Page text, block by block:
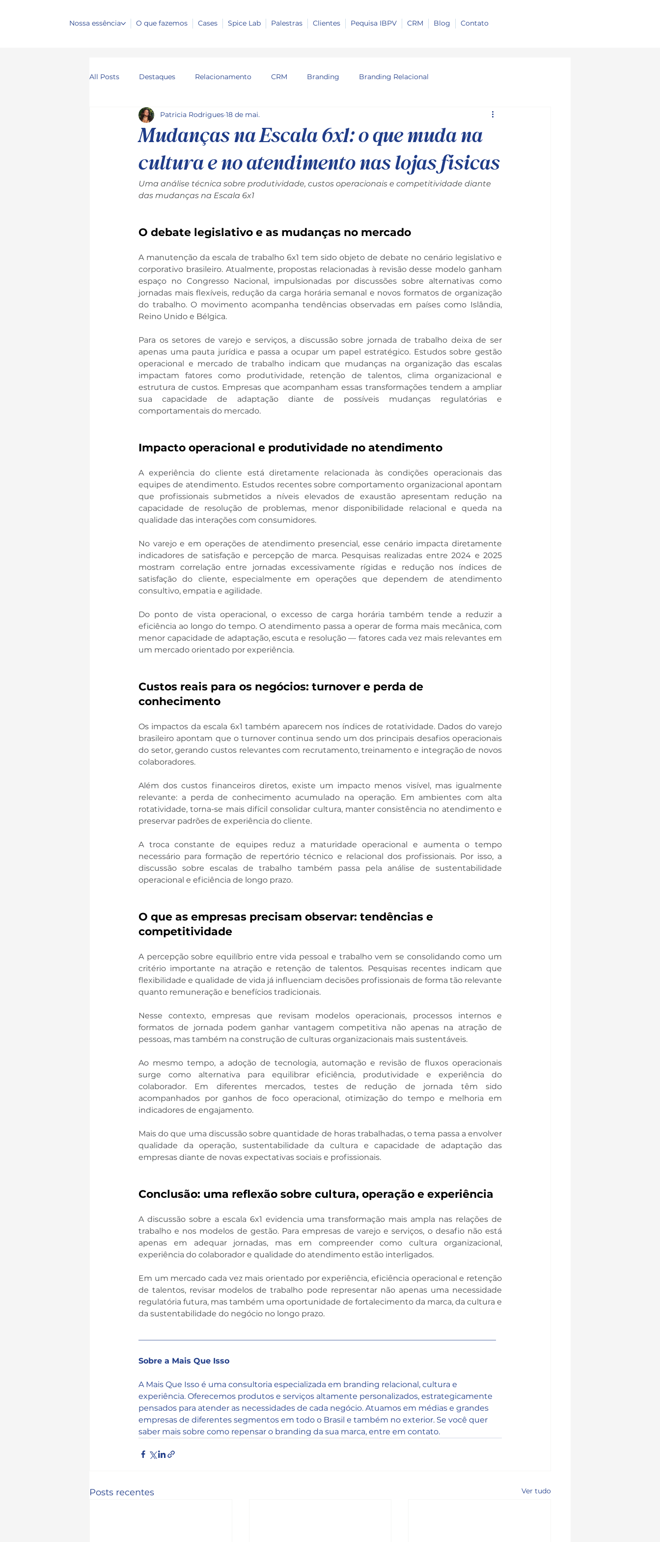
Nossa essência O que fazemos Cases Spice Lab Palestras Clientes Pequisa IBPV CRM Blog Contato
All Posts Destaques Relacionamento CRM Branding Branding Relacional
Mudanças na Escala 6x1: o que muda na
cultura e no atendimento nas lojas físicas
Patricia Rodrigues 18 de mai.
Uma análise técnica sobre produtividade, custos operacionais e competitividade diante
das mudanças na Escala 6x1
O debate legislativo e as mudanças no mercado
A manutenção da escala de trabalho 6x1 tem sido objeto de debate no cenário legislativo e
corporativo brasileiro. Atualmente, propostas relacionadas à revisão desse modelo ganham
espaço no Congresso Nacional, impulsionadas por discussões sobre alternativas como
jornadas mais flexíveis, redução da carga horária semanal e novos formatos de organização
do trabalho. O movimento acompanha tendências observadas em países como Islândia,
Reino Unido e Bélgica.
Para os setores de varejo e serviços, a discussão sobre jornada de trabalho deixa de ser
apenas uma pauta jurídica e passa a ocupar um papel estratégico. Estudos sobre gestão
operacional e mercado de trabalho indicam que mudanças na organização das escalas
impactam fatores como produtividade, retenção de talentos, clima organizacional e
estrutura de custos. Empresas que acompanham essas transformações tendem a ampliar
sua capacidade de adaptação diante de possíveis mudanças regulatórias e
comportamentais do mercado.
Impacto operacional e produtividade no atendimento
A experiência do cliente está diretamente relacionada às condições operacionais das
equipes de atendimento. Estudos recentes sobre comportamento organizacional apontam
que profissionais submetidos a níveis elevados de exaustão apresentam redução na
capacidade de resolução de problemas, menor disponibilidade relacional e queda na
qualidade das interações com consumidores.
No varejo e em operações de atendimento presencial, esse cenário impacta diretamente
indicadores de satisfação e percepção de marca. Pesquisas realizadas entre 2024 e 2025
mostram correlação entre jornadas excessivamente rígidas e redução nos índices de
satisfação do cliente, especialmente em operações que dependem de atendimento
consultivo, empatia e agilidade.
Do ponto de vista operacional, o excesso de carga horária também tende a reduzir a
eficiência ao longo do tempo. O atendimento passa a operar de forma mais mecânica, com
menor capacidade de adaptação, escuta e resolução — fatores cada vez mais relevantes em
um mercado orientado por experiência.
Custos reais para os negócios: turnover e perda de
conhecimento
Os impactos da escala 6x1 também aparecem nos índices de rotatividade. Dados do varejo
brasileiro apontam que o turnover continua sendo um dos principais desafios operacionais
do setor, gerando custos relevantes com recrutamento, treinamento e integração de novos
colaboradores.
Além dos custos financeiros diretos, existe um impacto menos visível, mas igualmente
relevante: a perda de conhecimento acumulado na operação. Em ambientes com alta
rotatividade, torna-se mais difícil consolidar cultura, manter consistência no atendimento e
preservar padrões de experiência do cliente.
A troca constante de equipes reduz a maturidade operacional e aumenta o tempo
necessário para formação de repertório técnico e relacional dos profissionais. Por isso, a
discussão sobre escalas de trabalho também passa pela análise de sustentabilidade
operacional e eficiência de longo prazo.
O que as empresas precisam observar: tendências e
competitividade
A percepção sobre equilíbrio entre vida pessoal e trabalho vem se consolidando como um
critério importante na atração e retenção de talentos. Pesquisas recentes indicam que
flexibilidade e qualidade de vida já influenciam decisões profissionais de forma tão relevante
quanto remuneração e benefícios tradicionais.
Nesse contexto, empresas que revisam modelos operacionais, processos internos e
formatos de jornada podem ganhar vantagem competitiva não apenas na atração de
pessoas, mas também na construção de culturas organizacionais mais sustentáveis.
Ao mesmo tempo, a adoção de tecnologia, automação e revisão de fluxos operacionais
surge como alternativa para equilibrar eficiência, produtividade e experiência do
colaborador. Em diferentes mercados, testes de redução de jornada têm sido
acompanhados por ganhos de foco operacional, otimização do tempo e melhoria em
indicadores de engajamento.
Mais do que uma discussão sobre quantidade de horas trabalhadas, o tema passa a envolver
qualidade da operação, sustentabilidade da cultura e capacidade de adaptação das
empresas diante de novas expectativas sociais e profissionais.
Conclusão: uma reflexão sobre cultura, operação e experiência
A discussão sobre a escala 6x1 evidencia uma transformação mais ampla nas relações de
trabalho e nos modelos de gestão. Para empresas de varejo e serviços, o desafio não está
apenas em adequar jornadas, mas em compreender como cultura organizacional,
experiência do colaborador e qualidade do atendimento estão interligados.
Em um mercado cada vez mais orientado por experiência, eficiência operacional e retenção
de talentos, revisar modelos de trabalho pode representar não apenas uma necessidade
regulatória futura, mas também uma oportunidade de fortalecimento da marca, da cultura e
da sustentabilidade do negócio no longo prazo.
Sobre a Mais Que Isso
A Mais Que Isso é uma consultoria especializada em branding relacional, cultura e
experiência. Oferecemos produtos e serviços altamente personalizados, estrategicamente
pensados para atender as necessidades de cada negócio. Atuamos em médias e grandes
empresas de diferentes segmentos em todo o Brasil e também no exterior. Se você quer
saber mais sobre como repensar o branding da sua marca, entre em contato.
Posts recentes Ver tudo